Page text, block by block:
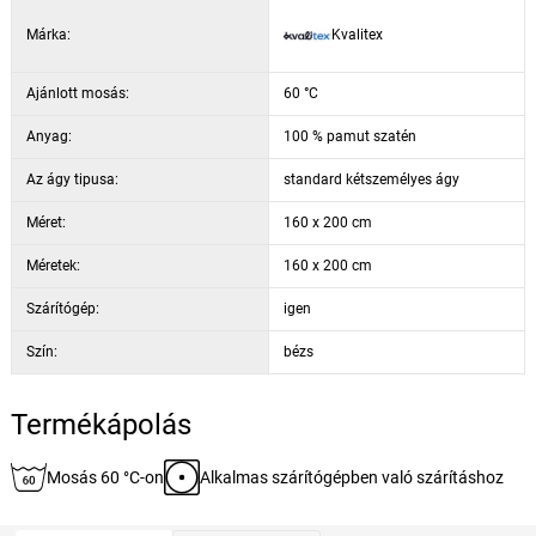
Márka: Kvalitex
Ajánlott mosás: 60 °C
Anyag: 100 % pamut szatén
Az ágy tipusa: standard kétszemélyes ágy
Méret: 160 x 200 cm
Méretek: 160 x 200 cm
Szárítógép: igen
Szín: bézs
Termékápolás
Mosás 60 °C-on Alkalmas szárítógépben való szárításhoz